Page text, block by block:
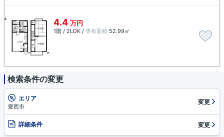
4.4 万円
1階 / 2LDK / 専有面積 52.99㎡
検索条件の変更
エリア
愛西市
変更
詳細条件 変更